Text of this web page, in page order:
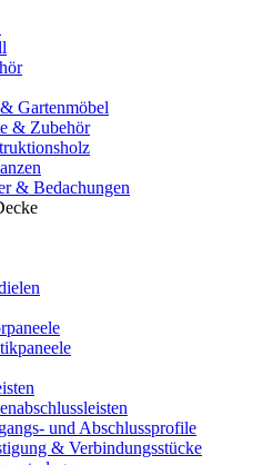
Gartenmöbel
& Zubehör
& Bedachungen
und Abschlussprofile
& Verbindungsstücke